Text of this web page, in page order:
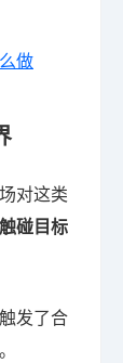
做
对这类
碰目标
发了合